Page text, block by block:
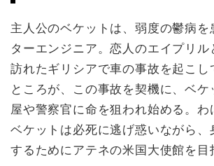
主人公のベケットは、弱度の鬱病
ターエンジニア。恋人のエイプリ
訪れたギリシアで車の事故を起こし
ところが、この事故を契機に、ベケ
屋や警察官に命を狙われ始める。
ベケットは必死に逃げ惑いながら、
するためにアテネの米国大使館を目